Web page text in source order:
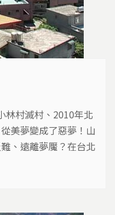
林村滅村、2010年北
美夢變成了惡夢！山
、遠離夢魘？在台北
定靠自己的力量，保